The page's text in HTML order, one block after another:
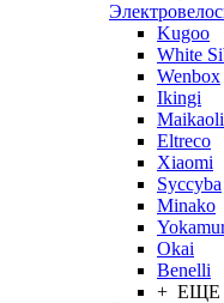
Kugoo
White
Wenbox
Ikingi
Eltreco
Xiaomi
Syccyba
Minako
Okai
Benelli
+ ЕЩЕ